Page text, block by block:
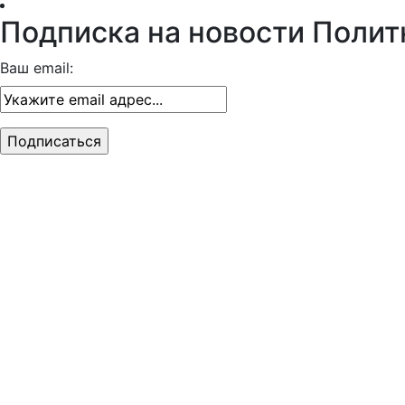
Подписка на новости
Ваш email: